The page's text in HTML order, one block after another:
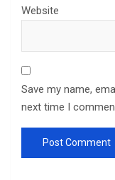
Website
Save my name,
next time I